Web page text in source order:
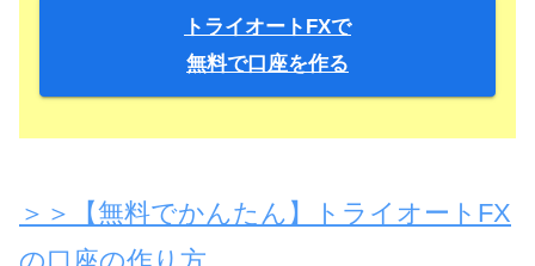
トライオートFXで
無料で口座を作る
＞＞【無料でかんたん】トライオートFX